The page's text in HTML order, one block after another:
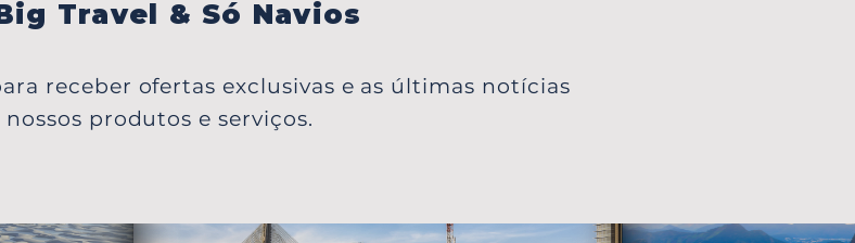
Travel & Só Navios
receber ofertas exclusivas e as últimas notícias
nossos produtos e serviços.